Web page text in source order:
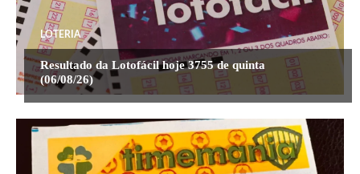
LOTERIA
Resultado da Lotofácil hoje 3755 de quinta
(06/08/26)